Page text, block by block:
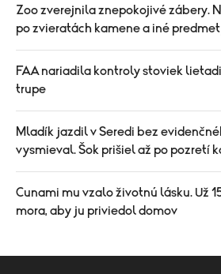
Zoo zverejnila znepokojivé zábery.
po zvieratách kamene a iné
FAA nariadila kontroly stoviek
trupe
Mladík jazdil v Seredi bez
vysmieval. Šok prišiel až po pozretí
Cunami mu vzalo životnú lásku. Už
mora, aby ju priviedol domov